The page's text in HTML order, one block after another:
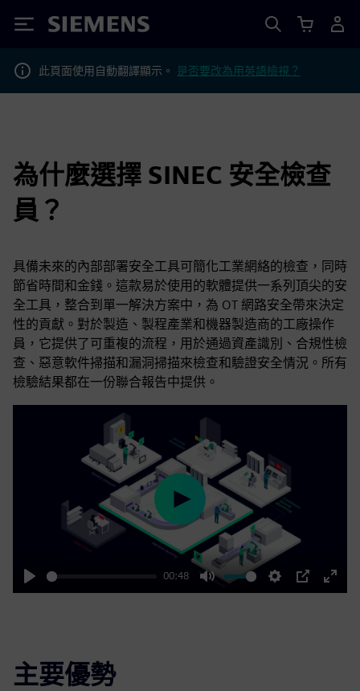
Siemens
此頁面使用自動翻譯顯示。 是否要改為用英語檢視？
為什麼選擇 SINEC 安全檢查
員？
具備未來的內部部署安全工具可簡化工業網絡的檢查，同時
節省時間和金錢。這款易於使用的軟體提供一系列頂尖的安
全工具，整合到單一解決方案中，為 OT 網路安全帶來決定
性的貢獻。對於製造、製程產業和機器製造商的工廠操作
員，它提供了可重複的流程，用於通過資產識別、合規性檢
查、惡意軟件掃描和漏洞掃描來檢查和驗證安全情況。所有
檢驗結果都在一份聯合報告中提供。
Play
00:48
Mute Settings
PIP
Enter
Play
主要優勢